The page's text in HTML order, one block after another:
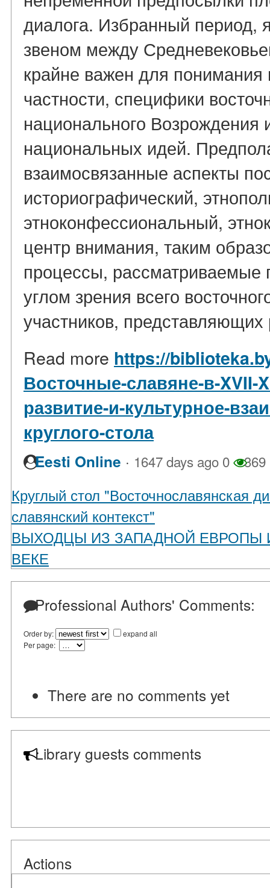
диалога. Избранный период,
звеном между
крайне важен для
частности, специфики
национального
национальных идей.
взаимосвязанные аспекты
историографический,
этноконфессиональный,
центр внимания, таким
процессы, рассматриваемые
углом зрения всего
участников,
Read more https://
Восточные-славяне-в-XVII-
развитие-и-культурное-
круглого-стола
Eesti Online · 1647 days ago 0 369
Круглый стол "Восточнославянская
славянский контекст"
ВЫХОДЦЫ ИЗ ЗАПАДНОЙ ЕВРОПЫ
ВЕКЕ
Professional Authors' Comments:
Order by:
expand all
Per page:
There are no comments yet
Library guests comments
Actions